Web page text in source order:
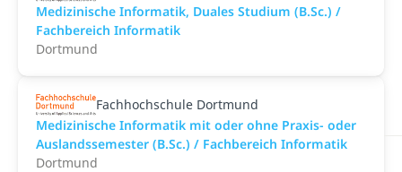
Medizinische Informatik, Duales Studium (B.Sc.) /
Fachbereich Informatik
Dortmund
Fachhochschule Dortmund
Medizinische Informatik mit oder ohne Praxis- oder
Auslandssemester (B.Sc.) / Fachbereich Informatik
Dortmund